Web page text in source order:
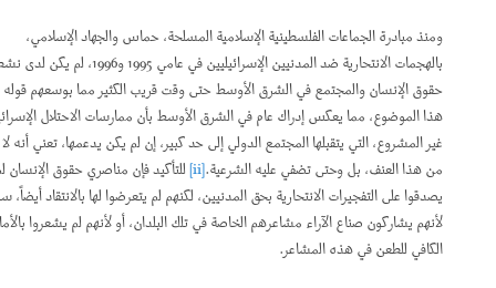
ومنذ مبادرة الجماعات الفلسطينية الإسلامية المسلحة، حماس والجهاد الإسلامي،
بالهجمات الانتحارية ضد المدنيين الإسرائيليين في عامي 1995 و1996، لم يكن لدى نشطاء
حقوق الإنسان والمجتمع في الشرق الأوسط حتى وقت قريب الكثير مما بوسعهم قوله عن
هذا الموضوع، مما يعكس إدراك عام في الشرق الأوسط بأن ممارسات الاحتلال الإسرائيلي
غير المشروع، التي يتقبلها المجتمع الدولي إلى حد كبير، إن لم يكن يدعمها، تعني أنه لا مفر
من هذا العنف، بل وحتى تضفي عليه الشرعية.[ii] للتأكيد فإن مناصري حقوق الإنسان لم
يصدقوا على التفجيرات الانتحارية بحق المدنيين، لكنهم لم يتعرضوا لها بالانتقاد أيضاً، سواء
لأنهم يشاركون صناع الآراء مشاعرهم الخاصة في تلك البلدان، أو لأنهم لم يشعروا بالأمان
الكافي للطعن في هذه المشاعر.